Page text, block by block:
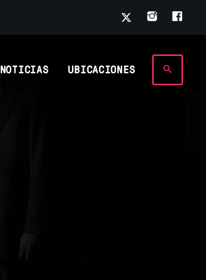
NOTICIAS UBICACIONES search